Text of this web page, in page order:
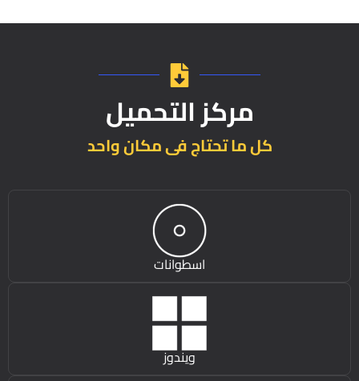
مركز التحميل
كل ما تحتاج فى مكان واحد
اسطوانات
ويندوز